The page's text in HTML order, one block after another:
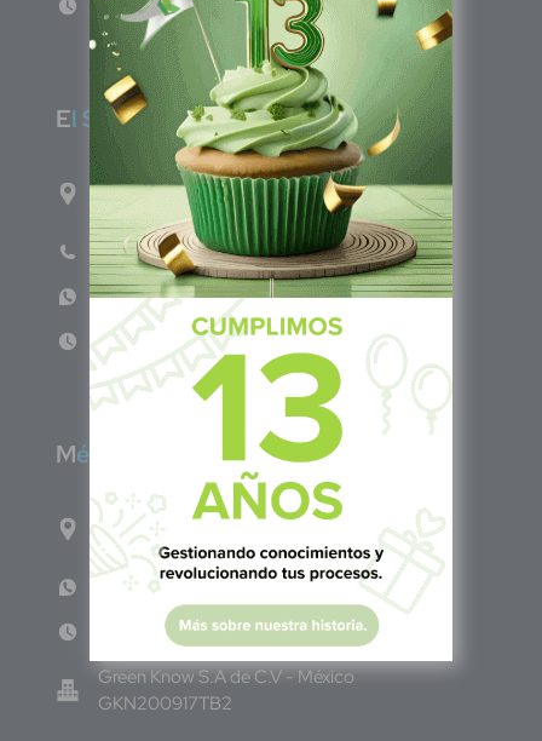
Lun - Vie 8:00am - 5:00pm
El Salvador
1ro Cll Pte, y 61 Av Nte, #3206, Local 9, San
Salvador Centro
Teléfono: +503 6986 1402
WhatsApp: +503 7687 3923
Lun - Vie 8:00am - 5:00pm
México
Calle Pitágoras 234, Col. Narvarte Poniente,
Alcaldía Benito Juárez, C.P. 03020, CDMX
WhatsApp: +52 33 140 76342
Lun - Vie 8:00 am - 5:00 pm
Green Know S.A de C.V - México
GKN200917TB2